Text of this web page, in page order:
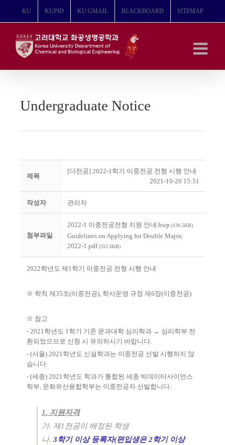
뛰
KU KUPID KU GMAIL BLACKBOARD SITEMAP
Undergraduate Notice
제목
[다전공] 2022-1학기 이중전공 전형 시행 안내
2021-10-20 15:51
작성자 관리자
첨부파일
2022-1 이중전공전형 지원 안내.hwp (139.5KB)
Guidelines on Applying for Double Major,
2022-1.pdf(312.6KB)
2022학년도 제 1학기 이중전공 전형 시행 안내
※ 학칙 제35조(이중전공), 학사운영 규정 제6장(이중전공)
※ 참고
- 2021학년도 1학기 기준 문과대학 심리학과 → 심리학부 전
환되었으므로 신청 시 유의하시기 바랍니다.
- (서울) 2021학년도 신설학과는 이중전공 선발 시행하지 않
습니다.
- (세종) 2021학년도 학과가 통합된 세종 빅데이터사이언스
학부, 문화유산융합학부는 이중전공자 선발합니다.
1. 지원자격
가. 제1 전공이 배정된 학생
나. 3 학기 이상 등록자(편입생은2 학기 이상